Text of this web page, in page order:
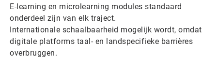
E-learning en microlearning modules standaard
onderdeel zijn van elk traject.
Internationale schaalbaarheid mogelijk wordt, omdat
digitale platforms taal- en landspecifieke barrières
overbruggen.